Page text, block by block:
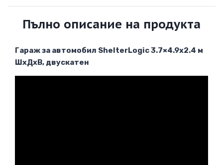
Пълно описание на продукта
Гараж за автомобил ShelterLogic 3.7×4.9х2.4 м
ШхДхВ, двускатен